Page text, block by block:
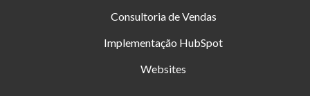
Consultoria de Vendas
Implementação HubSpot
Websites